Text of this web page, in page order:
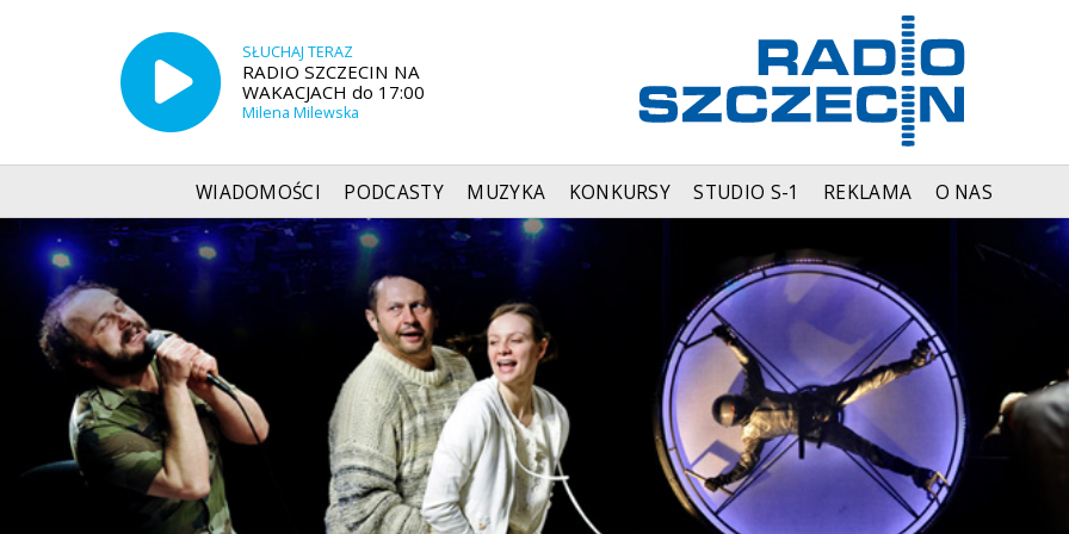
SŁUCHAJ TERAZ
RADIO SZCZECIN NA
WAKACJACH do 17:00
Milena Milewska
WIADOMOŚCI PODCASTY MUZYKA KONKURSY STUDIO S-1 REKLAMA O NAS